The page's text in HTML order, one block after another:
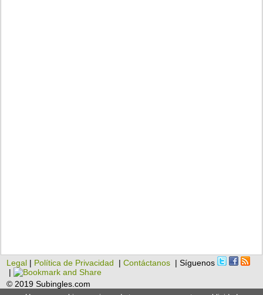
Legal | Política de Privacidad |Contáctanos | Síguenos
|
© 2019 Subingles.com